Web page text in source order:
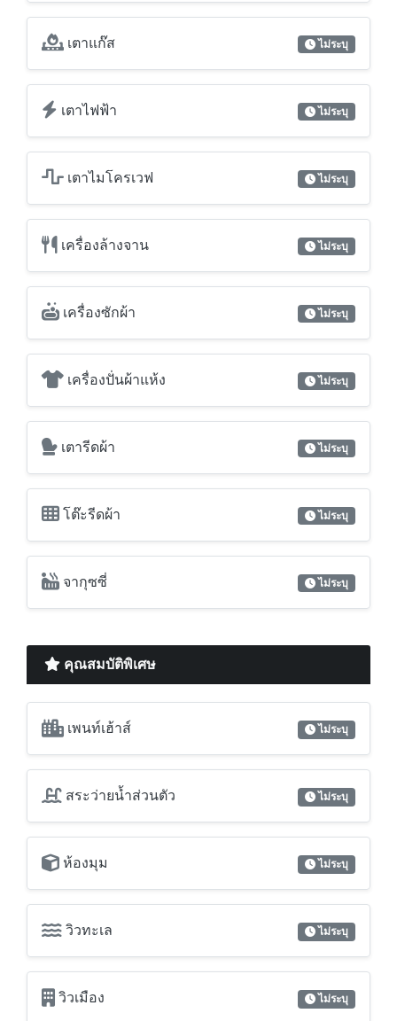
เตาไมโครเวฟ ไม่ระบุ
เครื่องล้างจาน ไม่ระบุ
เครื่องซักผ้า ไม่ระบุ
เครื่องปั่นผ้าแห้ง ไม่ระบุ
เตารีดผ้า ไม่ระบุ
โต๊ะรีดผ้า ไม่ระบุ
จากุซซี่ ไม่ระบุ
เพนท์เฮ้าส์
สระว่ายน้ำส่วนตัว
ห้องมุม ไม่ระบุ
วิวทะเล ไม่ระบุ
วิวเมือง ไม่ระบุ
วิวภูเขา ไม่ระบุ
วิวสวนธรรมชาติ ไม่ระบุ